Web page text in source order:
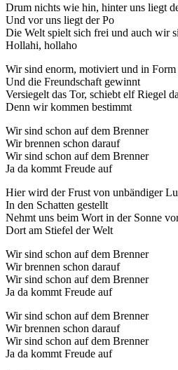
Drum nichts wie hin, hinter uns liegt
Und vor uns liegt der Po
Die Welt spielt sich frei und auch wir
Hollahi, hollaho
Wir sind enorm, motiviert und in Form
Und die Freundschaft gewinnt
Versiegelt das Tor, schiebt elf Riegel
Denn wir kommen bestimmt
Wir sind schon auf dem Brenner
Wir brennen schon darauf
Wir sind schon auf dem Brenner
Ja da kommt Freude auf
Hier wird der Frust von unbändiger
In den Schatten gestellt
Nehmt uns beim Wort in der Sonne
Dort am Stiefel der Welt
Wir sind schon auf dem Brenner
Wir brennen schon darauf
Wir sind schon auf dem Brenner
Ja da kommt Freude auf
Wir sind schon auf dem Brenner
Wir brennen schon darauf
Wir sind schon auf dem Brenner
Ja da kommt Freude auf